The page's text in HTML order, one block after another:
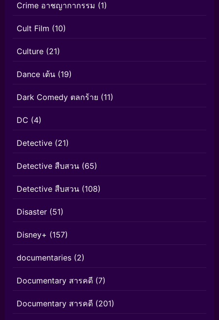
Crime อาชญากากรรม (1)
Cult Film (10)
Culture (21)
Dance เต้น (19)
Dark Comedy ตลกร้าย (11)
DC (4)
Detective (21)
Detective สืบสวน (65)
Detective สืบสวน (108)
Disaster (51)
Disney+ (157)
documentaries (2)
Documentary สารคดี (7)
Documentary สารคดี (201)